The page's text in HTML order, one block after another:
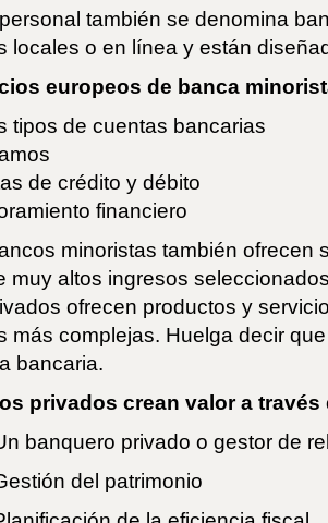
también se denomina
locales o en línea y están
europeos de banca
tipos de cuentas bancarias
de crédito y débito
financiero
minoristas también
muy altos ingresos
ofrecen productos y
más complejas. Huelga decir
bancaria.
privados crean valor a
banquero privado o gestor de
del patrimonio